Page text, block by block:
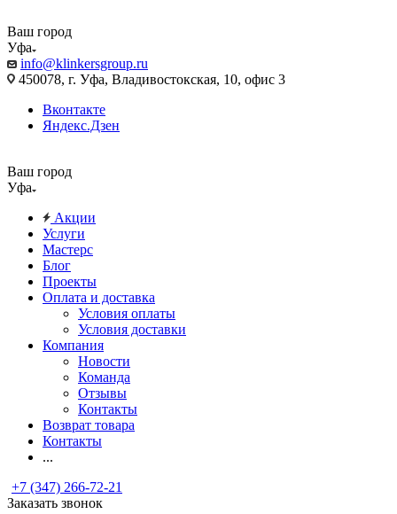
Ваш город
Уфа
info@klinkersgroup.ru
450078, г. Уфа, Владивостокская, 10, офис 3
Вконтакте
Яндекс.Дзен
Ваш город
Уфа
Акции
Услуги
Мастерс
Блог
Проекты
Оплата и доставка
Условия оплаты
Условия доставки
Компания
Новости
Команда
Отзывы
Контакты
Возврат товара
Контакты
...
+7 (347) 266-72-21
Заказать звонок